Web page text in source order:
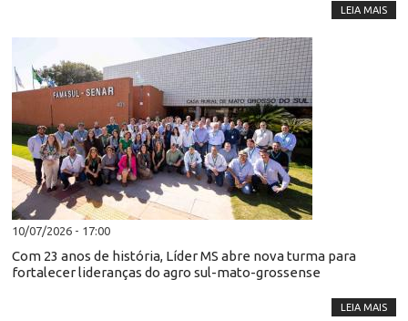
LEIA MAIS
10/07/2026 - 17:00
Com 23 anos de história, Líder MS abre nova turma para
fortalecer lideranças do agro sul-mato-grossense
LEIA MAIS